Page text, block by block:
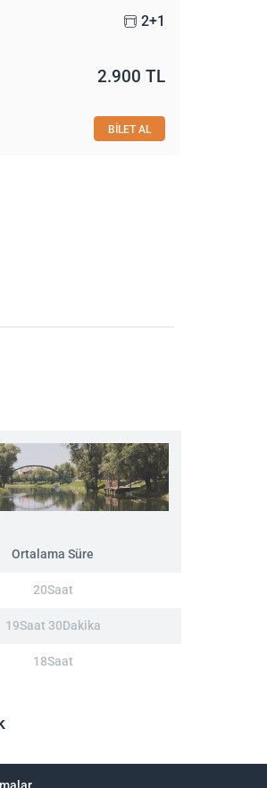
2+1
2.900 TL
BİLET AL
Ortalama Süre
20Saat
19Saat 30Dakika
18Saat